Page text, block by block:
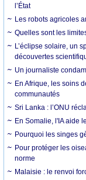
l’État
Les robots agricoles
Quelles sont les
L’éclipse solaire, un
découvertes
Un journaliste
En Afrique, les soins
communautés
Sri Lanka : l’ONU
En Somalie, l'IA aide
Pourquoi les singes
Pour protéger les
norme
Malaisie : le renvoi